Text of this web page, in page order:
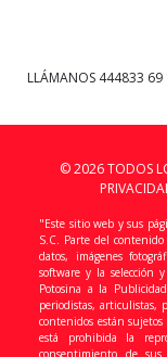
LLÁMANOS 444833 69
© 2026 TODOS
"Este sitio web y sus
S.C. Parte del
datos, imágenes
software y la selección
Potosina a la
periodistas, articulistas,
contenidos están
está prohibida la
consentimiento de